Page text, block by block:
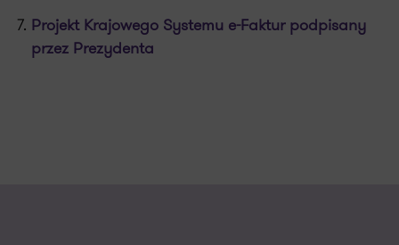
Projekt Krajowego Systemu e-Faktur podpisany
przez Prezydenta